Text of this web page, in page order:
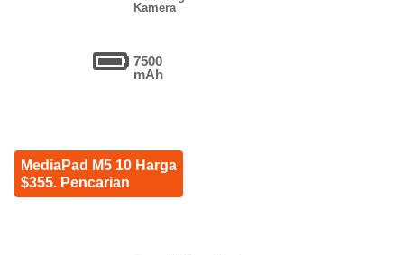
Kamera
7500
mAh
MediaPad M5 10 Harga
$355. Pencarian